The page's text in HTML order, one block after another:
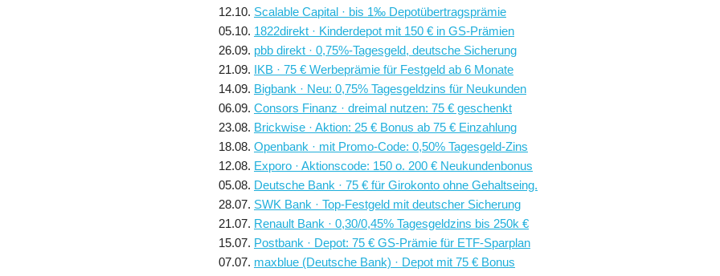
12.10. Scalable Capital · bis 1‰ Depotübertragsprämie
05.10. 1822direkt · Kinderdepot mit 150 € in GS-Prämien
26.09. pbb direkt · 0,75%-Tagesgeld, deutsche Sicherung
21.09. IKB · 75 € Werbeprämie für Festgeld ab 6 Monate
14.09. Bigbank · Neu: 0,75% Tagesgeldzins für Neukunden
06.09. Consors Finanz · dreimal nutzen: 75 € geschenkt
23.08. Brickwise · Aktion: 25 € Bonus ab 75 € Einzahlung
18.08. Openbank · mit Promo-Code: 0,50% Tagesgeld-Zins
12.08. Exporo · Aktionscode: 150 o. 200 € Neukundenbonus
05.08. Deutsche Bank · 75 € für Girokonto ohne Gehaltseing.
28.07. SWK Bank · Top-Festgeld mit deutscher Sicherung
21.07. Renault Bank · 0,30/0,45% Tagesgeldzins bis 250k €
15.07. Postbank · Depot: 75 € GS-Prämie für ETF-Sparplan
07.07. maxblue (Deutsche Bank) · Depot mit 75 € Bonus